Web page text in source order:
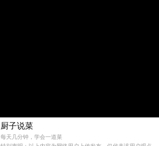
厨子说菜
每天几分钟，学会一道菜